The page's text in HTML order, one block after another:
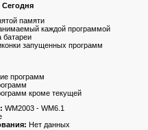
памяти
каждой программой
батареи
запущенных программ
программ
кроме текущей
WM2003 - WM6.1
Нет данных